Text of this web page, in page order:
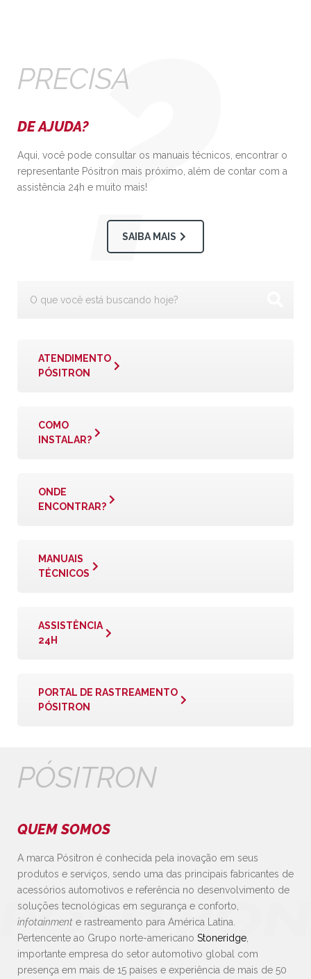
PRECISA
DE AJUDA?
Aqui, você pode consultar os manuais técnicos, encontrar o
representante Pósitron mais próximo, além de contar com a
assistência 24h e muito mais!
SAIBA MAIS
ATENDIMENTO
PÓSITRON
COMO
INSTALAR?
ONDE
ENCONTRAR?
MANUAIS
TÉCNICOS
ASSISTÊNCIA
24H
PORTAL DE RASTREAMENTO
PÓSITRON
PÓSITRON
QUEM SOMOS
A marca Pósitron é conhecida pela inovação em seus
produtos e serviços, sendo uma das principais fabricantes de
acessórios automotivos e referência no desenvolvimento de
soluções tecnológicas em segurança e conforto,
infotainment e rastreamento para América Latina.
Pertencente ao Grupo norte-americano Stoneridge
importante empresa do setor automotivo global com
presença em mais de 15 países e experiência de mais de 50